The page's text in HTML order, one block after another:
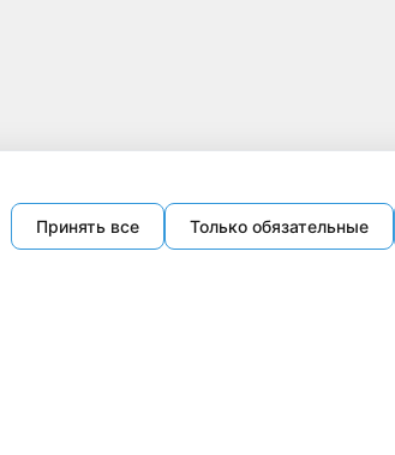
Принять все Только обязательные